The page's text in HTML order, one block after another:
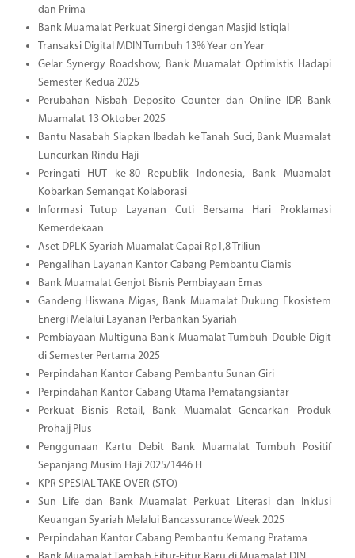
dan Prima
Bank Muamalat Perkuat Sinergi dengan Masjid Istiqlal
Transaksi Digital MDIN Tumbuh 13% Year on Year
Gelar Synergy Roadshow, Bank Muamalat Optimistis Hadapi
Semester Kedua 2025
Perubahan Nisbah Deposito Counter dan Online IDR Bank
Muamalat 13 Oktober 2025
Bantu Nasabah Siapkan Ibadah ke Tanah Suci, Bank Muamalat
Luncurkan Rindu Haji
Peringati HUT ke-80 Republik Indonesia, Bank Muamalat
Kobarkan Semangat Kolaborasi
Informasi Tutup Layanan Cuti Bersama Hari Proklamasi
Kemerdekaan
Aset DPLK Syariah Muamalat Capai Rp1,8 Triliun
Pengalihan Layanan Kantor Cabang Pembantu Ciamis
Bank Muamalat Genjot Bisnis Pembiayaan Emas
Gandeng Hiswana Migas, Bank Muamalat Dukung Ekosistem
Energi Melalui Layanan Perbankan Syariah
Pembiayaan Multiguna Bank Muamalat Tumbuh Double Digit
di Semester Pertama 2025
Perpindahan Kantor Cabang Pembantu Sunan Giri
Perpindahan Kantor Cabang Utama Pematangsiantar
Perkuat Bisnis Retail, Bank Muamalat Gencarkan Produk
Prohajj Plus
Penggunaan Kartu Debit Bank Muamalat Tumbuh Positif
Sepanjang Musim Haji 2025/1446 H
KPR SPESIAL TAKE OVER (STO)
Sun Life dan Bank Muamalat Perkuat Literasi dan Inklusi
Keuangan Syariah Melalui Bancassurance Week 2025
Perpindahan Kantor Cabang Pembantu Kemang Pratama